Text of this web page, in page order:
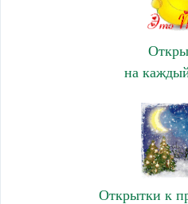
на
Открытки к